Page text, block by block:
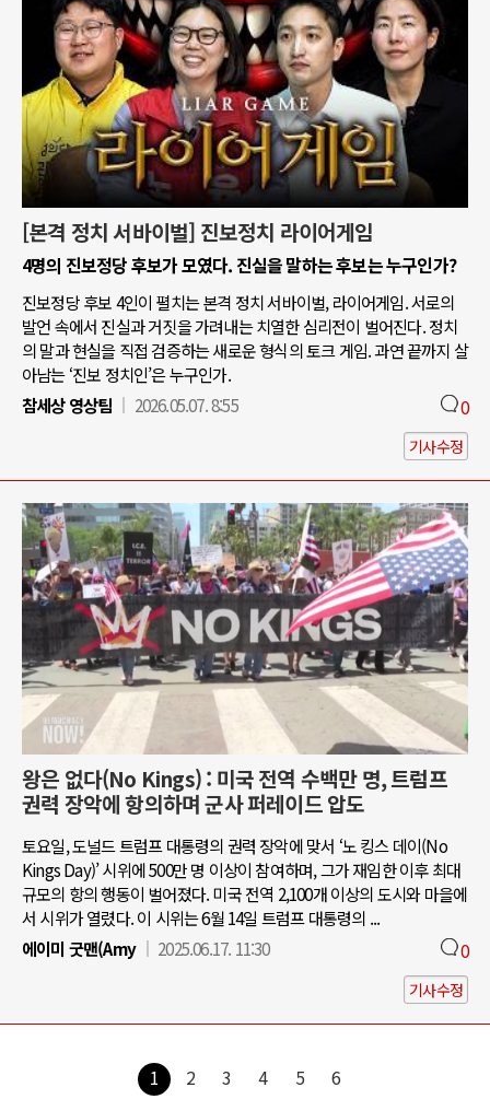
[본격 정치 서바이벌] 진보정치 라이어게임
4명의 진보정당 후보가 모였다. 진실을 말하는 후보는 누구인가?
진보정당 후보 4인이 펼치는 본격 정치 서바이벌, 라이어게임. 서로의
발언 속에서 진실과 거짓을 가려내는 치열한 심리전이 벌어진다. 정치
의 말과 현실을 직접 검증하는 새로운 형식의 토크 게임. 과연 끝까지 살
아남는 ‘진보 정치인’은 누구인가.
참세상 영상팀
2026.05.07. 8:55 0
기사수정
왕은 없다(No Kings) : 미국 전역 수백만 명, 트럼프
권력 장악에 항의하며 군사 퍼레이드 압도
토요일, 도널드 트럼프 대통령의 권력 장악에 맞서 ‘노 킹스 데이(No
Kings Day)’ 시위에 500만 명 이상이 참여하며, 그가 재임한 이후 최대
규모의 항의 행동이 벌어졌다. 미국 전역 2,100개 이상의 도시와 마을에
서 시위가 열렸다. 이 시위는 6월 14일 트럼프 대통령의 ...
에이미 굿맨(Amy
2025.06.17. 11:30 0
기사수정
1 2 3 4 5 6